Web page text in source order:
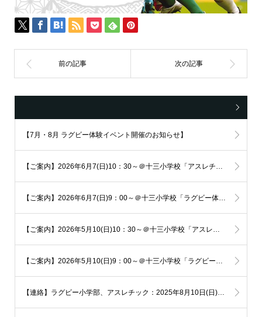
【7月・8月 ラグビー体験イベント開催のお知らせ】
【ご案内】2026年6月7(日)10：30～＠十三小学校「アスレチックスクール体験会」を開催します！
【ご案内】2026年6月7(日)9：00～＠十三小学校「ラグビー体験会」を開催します！
【ご案内】2026年5月10(日)10：30～＠十三小学校「アスレチックスクール体験会」を開催します！
【ご案内】2026年5月10(日)9：00～＠十三小学校「ラグビー体験会」を開催します！
【連絡】ラグビー小学部、アスレチック：2025年8月10日(日)活動場所変更